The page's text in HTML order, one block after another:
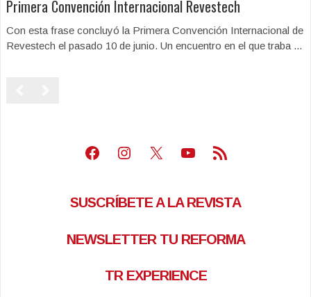
Primera Convención Internacional Revestech
Con esta frase concluyó la Primera Convención Internacional de
Revestech el pasado 10 de junio. Un encuentro en el que traba ...
Facebook
Instagram
X Youtube
Feed RSS
SUSCRÍBETE A LA REVISTA
NEWSLETTER TU REFORMA
TR EXPERIENCE